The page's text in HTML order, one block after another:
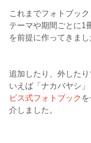
これまでフォトブッ
テーマや期間ごとに1
を前提に作ってきまし
追加したり、外した
いえば「ナカバヤシ」
ビス式フォトブック
介しました。